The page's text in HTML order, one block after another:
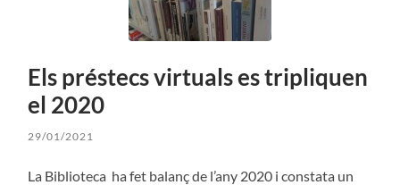
Els préstecs virtuals es tripliquen
el 2020
29/01/2021
La Biblioteca ha fet balanç de l’any 2020 i constata un